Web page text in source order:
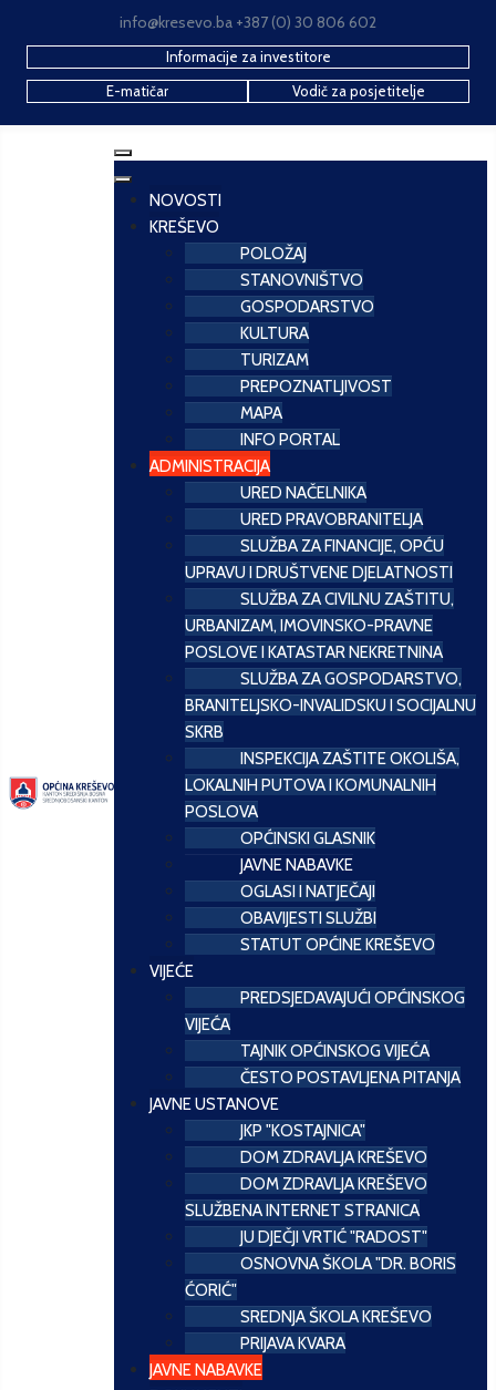
info@kresevo.ba +387 (0) 30 806 602
Informacije za investitore
E-matičar
Vodič za posjetitelje
NOVOSTI
KREŠEVO
POLOŽAJ
STANOVNIŠTVO
GOSPODARSTVO
KULTURA
TURIZAM
PREPOZNATLJIVOST
MAPA
INFO PORTAL
ADMINISTRACIJA
URED NAČELNIKA
URED PRAVOBRANITELJA
SLUŽBA ZA FINANCIJE, OPĆU
UPRAVU I DRUŠTVENE DJELATNOSTI
SLUŽBA ZA CIVILNU ZAŠTITU,
URBANIZAM, IMOVINSKO-PRAVNE
POSLOVE I KATASTAR NEKRETNINA
SLUŽBA ZA GOSPODARSTVO,
BRANITELJSKO-INVALIDSKU I SOCIJALNU
SKRB
INSPEKCIJA ZAŠTITE OKOLIŠA,
LOKALNIH PUTOVA I KOMUNALNIH
POSLOVA
OPĆINSKI GLASNIK
JAVNE NABAVKE
OGLASI I NATJEČAJI
OBAVIJESTI SLUŽBI
STATUT OPĆINE KREŠEVO
VIJEĆE
PREDSJEDAVAJUĆI OPĆINSKOG
VIJEĆA
TAJNIK OPĆINSKOG VIJEĆA
ČESTO POSTAVLJENA PITANJA
JAVNE USTANOVE
JKP "KOSTAJNICA"
DOM ZDRAVLJA KREŠEVO
DOM ZDRAVLJA KREŠEVO
SLUŽBENA INTERNET STRANICA
JU DJEČJI VRTIĆ "RADOST"
OSNOVNA ŠKOLA "DR. BORIS
ĆORIĆ"
SREDNJA ŠKOLA KREŠEVO
PRIJAVA KVARA
JAVNE NABAVKE